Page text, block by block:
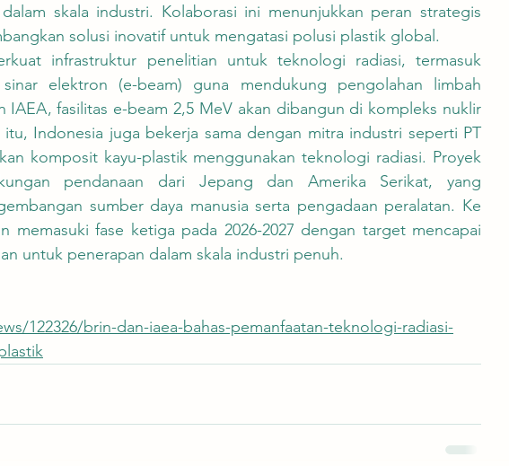
skala industri. Kolaborasi ini menunjukkan peran strategis
solusi inovatif untuk mengatasi polusi plastik global.
elektron (e-beam) guna mendukung pengolahan limbah
IAEA, fasilitas e-beam 2,5 MeV akan dibangun di kompleks nuklir
Indonesia juga bekerja sama dengan mitra industri seperti PT
komposit kayu-plastik menggunakan teknologi radiasi. Proyek
pendanaan dari Jepang dan Amerika Serikat, yang
sumber daya manusia serta pengadaan peralatan. Ke
memasuki fase ketiga pada 2026-2027 dengan target mencapai
untuk penerapan dalam skala industri penuh.
122326/brin-dan-iaea-bahas-pemanfaatan-teknologi-radiasi-